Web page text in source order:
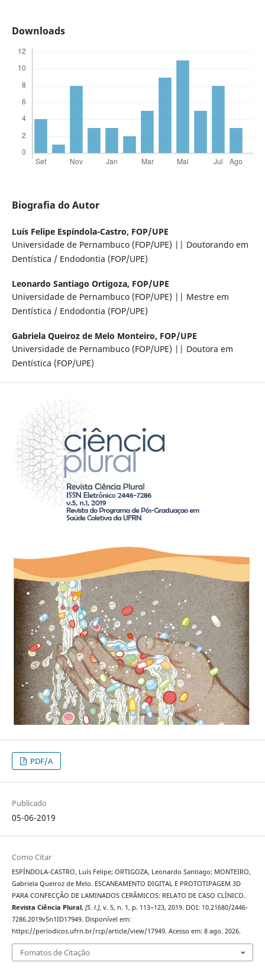
Downloads
Biografia do Autor
Luís Felipe Espíndola-Castro, FOP/UPE
Universidade de Pernambuco (FOP/UPE) || Doutorando em
Dentística / Endodontia (FOP/UPE)
Leonardo Santiago Ortigoza, FOP/UPE
Universidade de Pernambuco (FOP/UPE) || Mestre em
Dentística / Endodontia (FOP/UPE)
Gabriela Queiroz de Melo Monteiro, FOP/UPE
Universidade de Pernambuco (FOP/UPE) || Doutora em
Dentística (FOP/UPE)
PDF/A
Publicado
05-06-2019
Como Citar
ESPÍNDOLA-CASTRO, Luís Felipe; ORTIGOZA, Leonardo Santiago; MONTEIRO,
Gabriela Queiroz de Melo. ESCANEAMENTO DIGITAL E PROTOTIPAGEM 3D
PARA CONFECÇÃO DE LAMINADOS CERÂMICOS: RELATO DE CASO CLÍNICO.
Revista Ciência Plural, [S. l.], v. 5, n. 1, p. 113–123, 2019. DOI: 10.21680/2446-
7286.2019v5n1ID17949. Disponível em:
https://periodicos.ufrn.br/rcp/article/view/17949. Acesso em: 8 ago. 2026.
Fomatos de Citação